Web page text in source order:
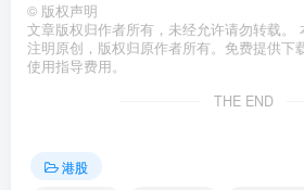
© 版权声明
文章版权归作者所有，未经允许请勿转载。
注明原创，版权归原作者所有。免费提供下
使用指导费用。
THE END
港股